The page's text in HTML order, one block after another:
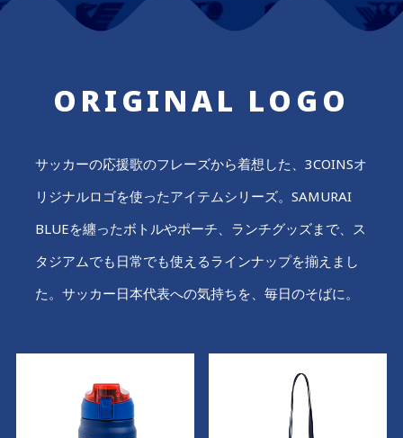
ORIGINAL LOGO
サッカーの応援歌のフレーズから着想した、3COINSオ
リジナルロゴを使ったアイテムシリーズ。SAMURAI
BLUEを纏ったボトルやポーチ、ランチグッズまで、ス
タジアムでも日常でも使えるラインナップを揃えまし
た。サッカー日本代表への気持ちを、毎日のそばに。